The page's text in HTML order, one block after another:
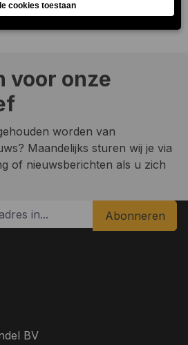
voor onze
worden van
Maandelijks sturen wij je via
of nieuwsberichten als u zich
Abonneren
BV